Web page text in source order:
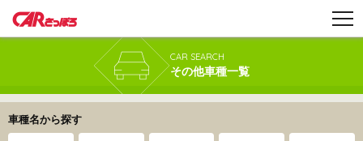
CAR SEARCH
その他車種一覧
車種名から探す